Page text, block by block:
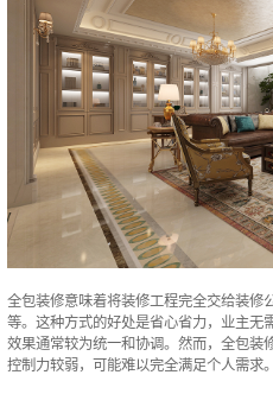
全包装修意味着将装修工程完全交给装修
等。这种方式的好处是省心省力，业主无
效果通常较为统一和协调。然而，全包装
控制力较弱，可能难以完全满足个人需求。